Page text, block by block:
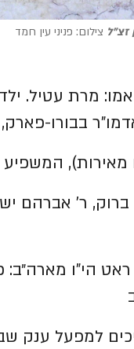
זצ"ל צילום: פניני עין חמד
מרת עטיל.
בבורו-
מאירות),
ר' אברהם
הי"ו
למפעל